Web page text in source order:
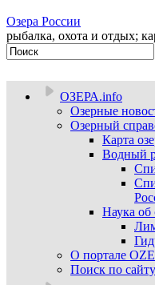
Озера России
рыбалка, охота и отдых;
ОЗЕРА.info
Озерные
Озерный
Карта
Водный
Наука об
О портале
Поиск по сайту